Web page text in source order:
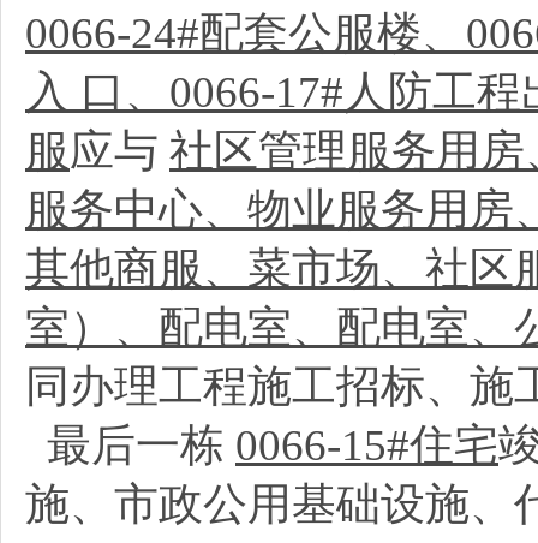
0066-24#配套公服楼、
入 口、0066-17#人防工
服应与 社区管理服务用
服务中心、物业服务用房
其他商服、菜市场、社区
室）、配电室、配电室、
同办理工程施工招标、施
最后一栋 0066-15#住宅
施、市政公用基础设施、